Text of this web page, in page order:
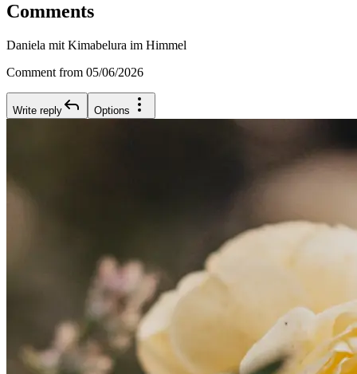
Comments
Daniela mit Kimabelura im Himmel
Comment from 05/06/2026
Write reply Options